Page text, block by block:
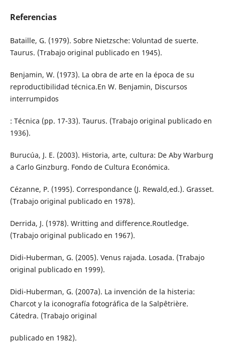
Referencias
Bataille, G. (1979). Sobre Nietzsche: Voluntad de suerte.
Taurus. (Trabajo original publicado en 1945).
Benjamin, W. (1973). La obra de arte en la época de su
reproductibilidad técnica.En W. Benjamin, Discursos
interrumpidos
: Técnica (pp. 17-33). Taurus. (Trabajo original publicado en
1936).
Burucúa, J. E. (2003). Historia, arte, cultura: De Aby Warburg
a Carlo Ginzburg. Fondo de Cultura Económica.
Cézanne, P. (1995). Correspondance (J. Rewald,ed.). Grasset.
(Trabajo original publicado en 1978).
Derrida, J. (1978). Writting and difference.Routledge.
(Trabajo original publicado en 1967).
Didi-Huberman, G. (2005). Venus rajada. Losada. (Trabajo
original publicado en 1999).
Didi-Huberman, G. (2007a). La invención de la histeria:
Charcot y la iconografía fotográfica de la Salpêtrière.
Cátedra. (Trabajo original
publicado en 1982).